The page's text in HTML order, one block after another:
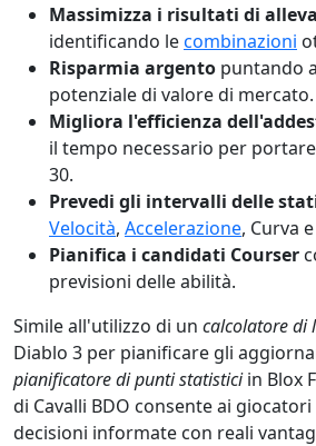
Massimizza i risultati di
identificando lecombinazioni
Risparmia argento puntando
potenziale di valore di mercato.
Migliora l'efficienza
il tempo necessario per
30.
Prevedi gli intervalli delle
Velocità, Accelerazione, Curva
Pianifica i candidati Courser
previsioni delle abilità.
Simile all'utilizzo di un calcolatore di
Diablo 3 per pianificare gli
pianificatore di punti statisticiin Blox
di Cavalli BDO consente ai
decisioni informate con reali